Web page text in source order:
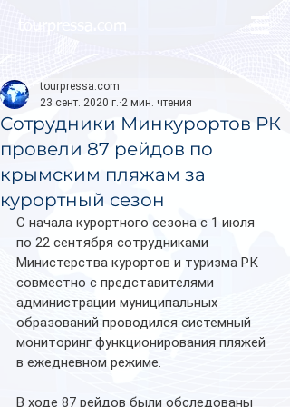
Сотрудники Минкурортов РК
провели 87 рейдов по
крымским пляжам за
курортный сезон
tourpressa.com
23 сент. 2020 г. 2 мин. чтения
С начала курортного сезона с 1 июля
по 22 сентября сотрудниками
Министерства курортов и туризма РК
совместно с представителями
администрации муниципальных
образований проводился системный
мониторинг функционирования пляжей
в ежедневном режиме.
В ходе 87 рейдов были обследованы